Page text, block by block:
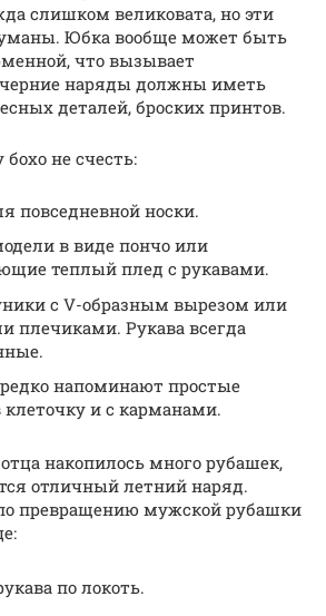
слишком великовата, но эти
Юбка вообще может быть
что вызывает
наряды должны иметь
деталей, броских принтов.
не счесть:
повседневной носки.
в виде пончо или
теплый плед с рукавами.
с V-образным вырезом или
плечиками. Рукава всегда
напоминают простые
и с карманами.
накопилось много рубашек,
отличный летний наряд.
превращению мужской рубашки
по локоть.